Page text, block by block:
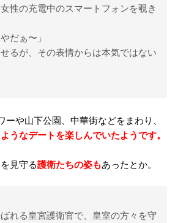
性の充電中のスマートフォンを覗き
だぁ〜」
るが、その表情からは本気ではない
ーや山下公園、中華街などをまわり、
うなデートを楽しんでいたようです。
見守る護衛たちの姿もあったとか。
れる皇宮護衛官で、皇室の方々を守